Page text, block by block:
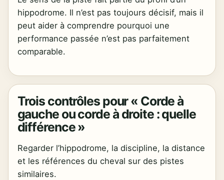
hippodrome. Il n’est pas toujours décisif, mais il
peut aider à comprendre pourquoi une
performance passée n’est pas parfaitement
comparable.
Trois contrôles pour « Corde à
gauche ou corde à droite : quelle
différence »
Regarder l’hippodrome, la discipline, la distance
et les références du cheval sur des pistes
similaires.